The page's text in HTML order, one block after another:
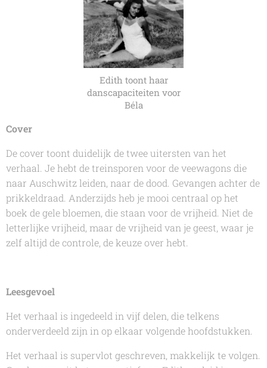
Edith toont haar
danscapaciteiten voor
Béla
Cover
De cover toont duidelijk de twee uitersten van het
verhaal. Je hebt de treinsporen voor de veewagons die
naar Auschwitz leiden, naar de dood. Gevangen achter de
prikkeldraad. Anderzijds heb je mooi centraal op het
boek de gele bloemen, die staan voor de vrijheid. Niet de
letterlijke vrijheid, maar de vrijheid van je geest, waar je
zelf altijd de controle, de keuze over hebt.
Leesgevoel
Het verhaal is ingedeeld in vijf delen, die telkens
onderverdeeld zijn in op elkaar volgende hoofdstukken.
Het verhaal is supervlot geschreven, makkelijk te volgen.